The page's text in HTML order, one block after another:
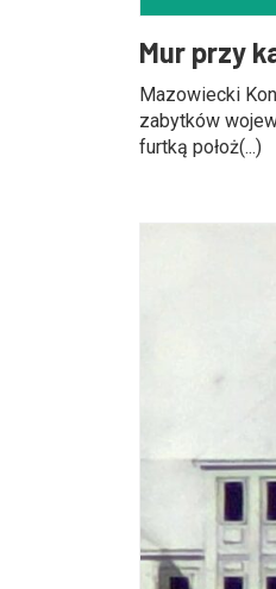
Mur przy
Mazowiecki
zabytków
furtką położ(...)